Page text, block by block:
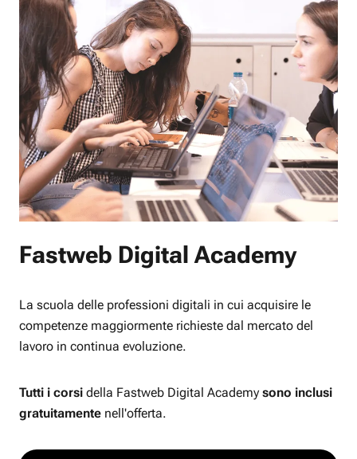
Fastweb Digital Academy
La scuola delle professioni digitali in cui acquisire le
competenze maggiormente richieste dal mercato del
lavoro in continua evoluzione.
Tutti i corsi della Fastweb Digital Academy sono inclusi
gratuitamente nell'offerta.